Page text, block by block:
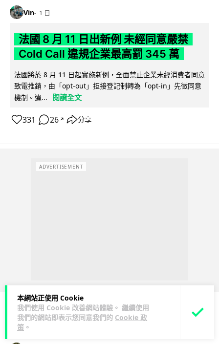
本網站正使用 Cookie
我們使用 Cookie 改善網站體驗。 繼續使用
我們的網站即表示您同意我們的 Cookie 政
策 。
Vin 1 日
法國 8 月 11 日出新例 未經同意嚴禁
Cold Call 違規企業最高罰 345 萬
法國將於 8 月 11 日起實施新例，全面禁止企業未經消費者同意
致電推銷，由「opt-out」拒接登記制轉為「opt-in」先徵同意
機制。違...
閱讀全文
331 26 ↗ 分享
ADVERTISEMENT
人工智能